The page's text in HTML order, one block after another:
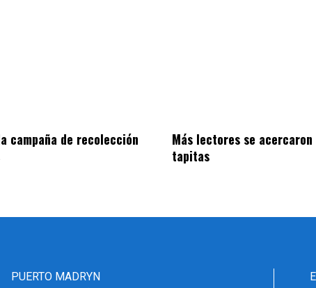
campaña de recolección
Más lectores se
tapitas
PUERTO MADRYN